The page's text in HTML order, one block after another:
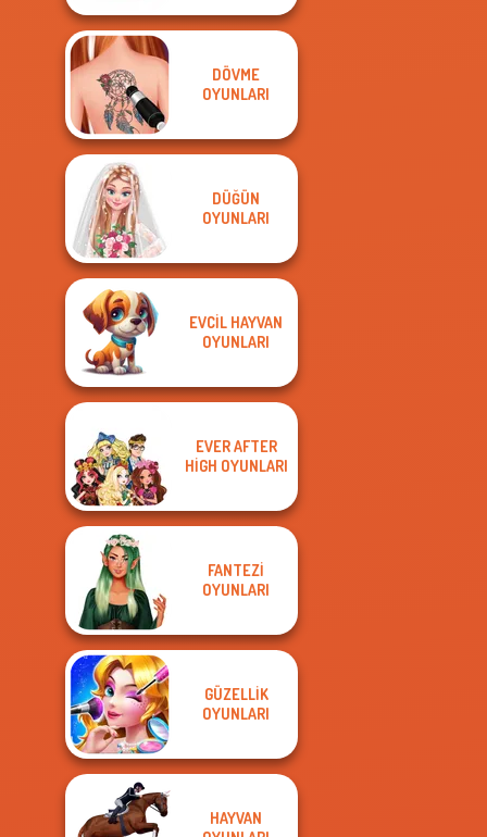
DÖVME
OYUNLARI
DÜĞÜN
OYUNLARI
EVCIL HAYVAN
OYUNLARI
EVER AFTER
HIGH OYUNLARI
FANTEZI
OYUNLARI
GÜZELLIK
OYUNLARI
HAYVAN